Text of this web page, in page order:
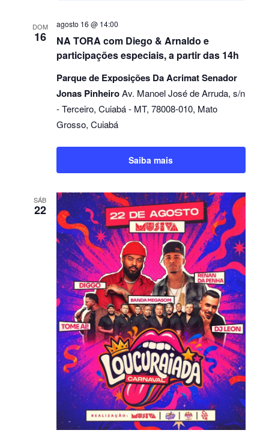
DOM
16
agosto 16 @ 14:00
NA TORA com Diego & Arnaldo e
participações especiais, a partir das 14h
Parque de Exposições Da Acrimat Senador
Jonas PinheiroAv. Manoel José de Arruda, s/n
- Terceiro, Cuiabá - MT, 78008-010, Mato
Grosso, Cuiabá
Saiba mais
SÁB
22